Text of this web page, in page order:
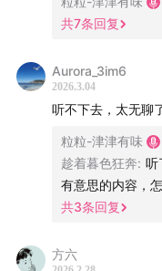
能够有至少三家当
switch、孩子和猫
开心起来
在城市里有一个少
别人就找不到你，
安静舒服地躲很久
在这个城市里有你
ta你就知道回家
需要私信交流城市投
共7条回复
Aurora_3im6
2026.3.04
听不下去，太无聊
粒粒-津津有味
趁着暮色狂奔: 听
有意思的内容，
共3条回复
方六